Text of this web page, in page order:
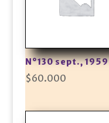
N°130 sept., 1959
$60.000